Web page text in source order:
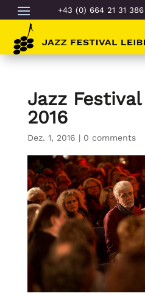
+43 (0) 664 21 31 386
Jazz
2016
Dez. 1, 2016 | 0 comments